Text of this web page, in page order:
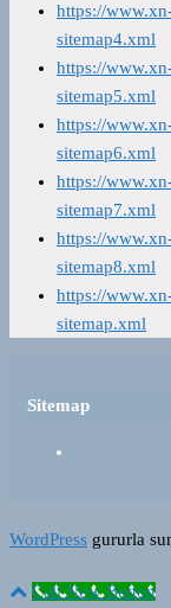
https://
sitemap4.xml
https://
sitemap5.xml
https://
sitemap6.xml
https://
sitemap7.xml
https://
sitemap8.xml
https://
sitemap.xml
Sitemap
WordPress gururla
Call Now Button